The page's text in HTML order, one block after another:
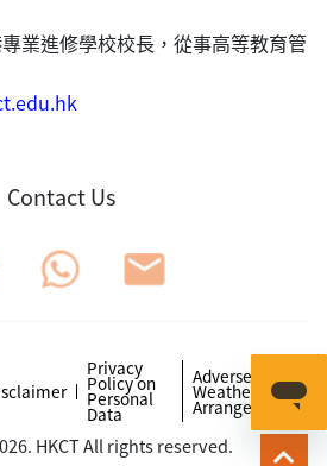
業進修學校校長，從事高等教育管
Contact Us
Privacy
Policy on
Personal
Data
Adverse
Weather
Arrangements
HKCT All rights reserved.